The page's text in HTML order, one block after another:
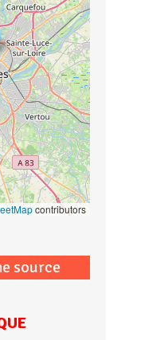
contributors
source